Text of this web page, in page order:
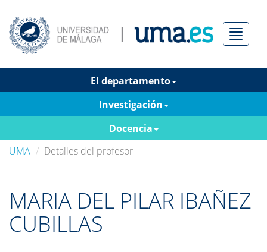
Menú
El departamento
Investigación
Docencia
UMA
Detalles del profesor
MARIA DEL PILAR IBAÑEZ
CUBILLAS